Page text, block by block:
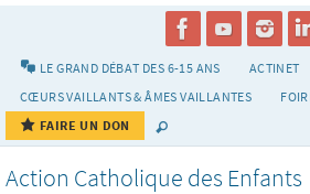
LE GRAND DÉBAT DES 6-15 ANS
ACTINET
CŒURS VAILLANTS & ÂMES VAILLANTES
FAIRE UN DON
Action Catholique des Enfants